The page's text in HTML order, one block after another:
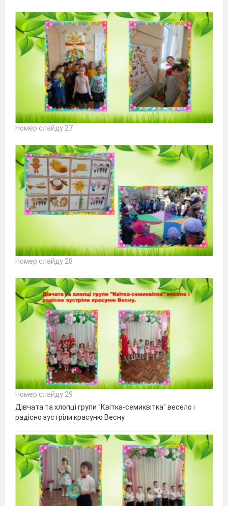
Номер слайду 27
Номер слайду 28
Номер слайду 29
Дівчата та хлопці групи "Квітка-семиквітка" весело і
радісно зустріли красуню Весну.